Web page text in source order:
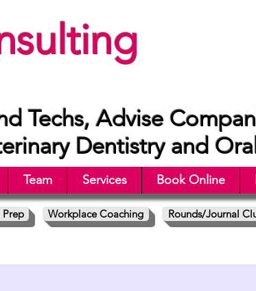
Techs, Advise
Dentistry and
Team Services Book Online
Prep Workplace Coaching Rounds/Journal